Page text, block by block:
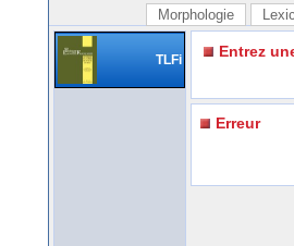
Morphologie
TLFi Entrez
Erreur